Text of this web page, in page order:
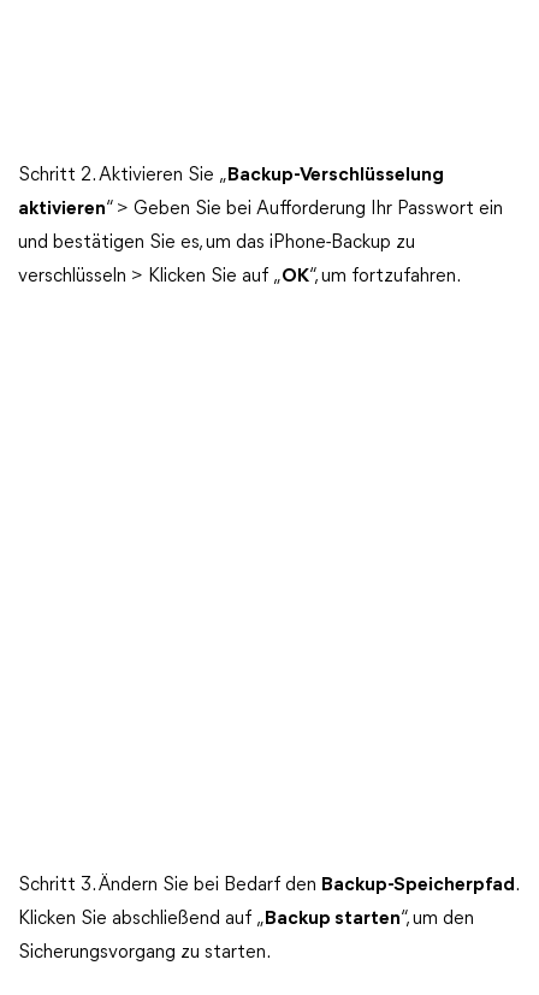
Schritt 2. Aktivieren Sie „ Backup-Verschlüsselung
aktivieren“ > Geben Sie bei Aufforderung Ihr Passwort ein
und bestätigen Sie es, um das iPhone-Backup zu
verschlüsseln > Klicken Sie auf „OK“, um fortzufahren.
Schritt 3. Ändern Sie bei Bedarf den Backup-Speicherpfad.
Klicken Sie abschließend auf „ Backup starten“, um den
Sicherungsvorgang zu starten.